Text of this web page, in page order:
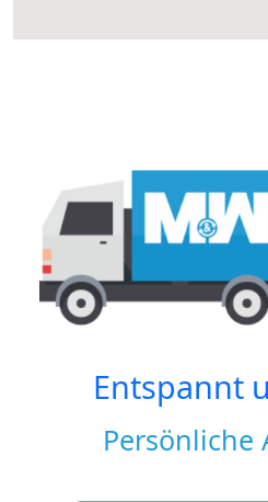
Entspannt
Persönliche